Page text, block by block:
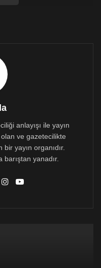
anlayışı ile yayın
ve gazetecilikte
yayın organıdır.
barıştan yanadır.